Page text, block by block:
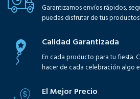
Garantizamos envíos rápidos,
puedas disfrutar de tus
Calidad Garantizada
En cada producto para tu fiesta.
hacer de cada celebración algo
El Mejor Precio